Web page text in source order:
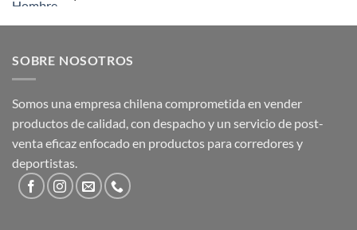
SOBRE NOSOTROS
Somos una empresa chilena comprometida en vender
productos de calidad, con despacho y un servicio de post-
venta eficaz enfocado en productos para corredores y
deportistas.